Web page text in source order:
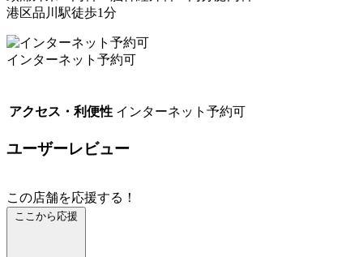
港区品川駅徒歩1分
インターネット予約可
アクセス・利便性 インターネット予約可
ユーザーレビュー
この店舗を応援する！
ここから応援